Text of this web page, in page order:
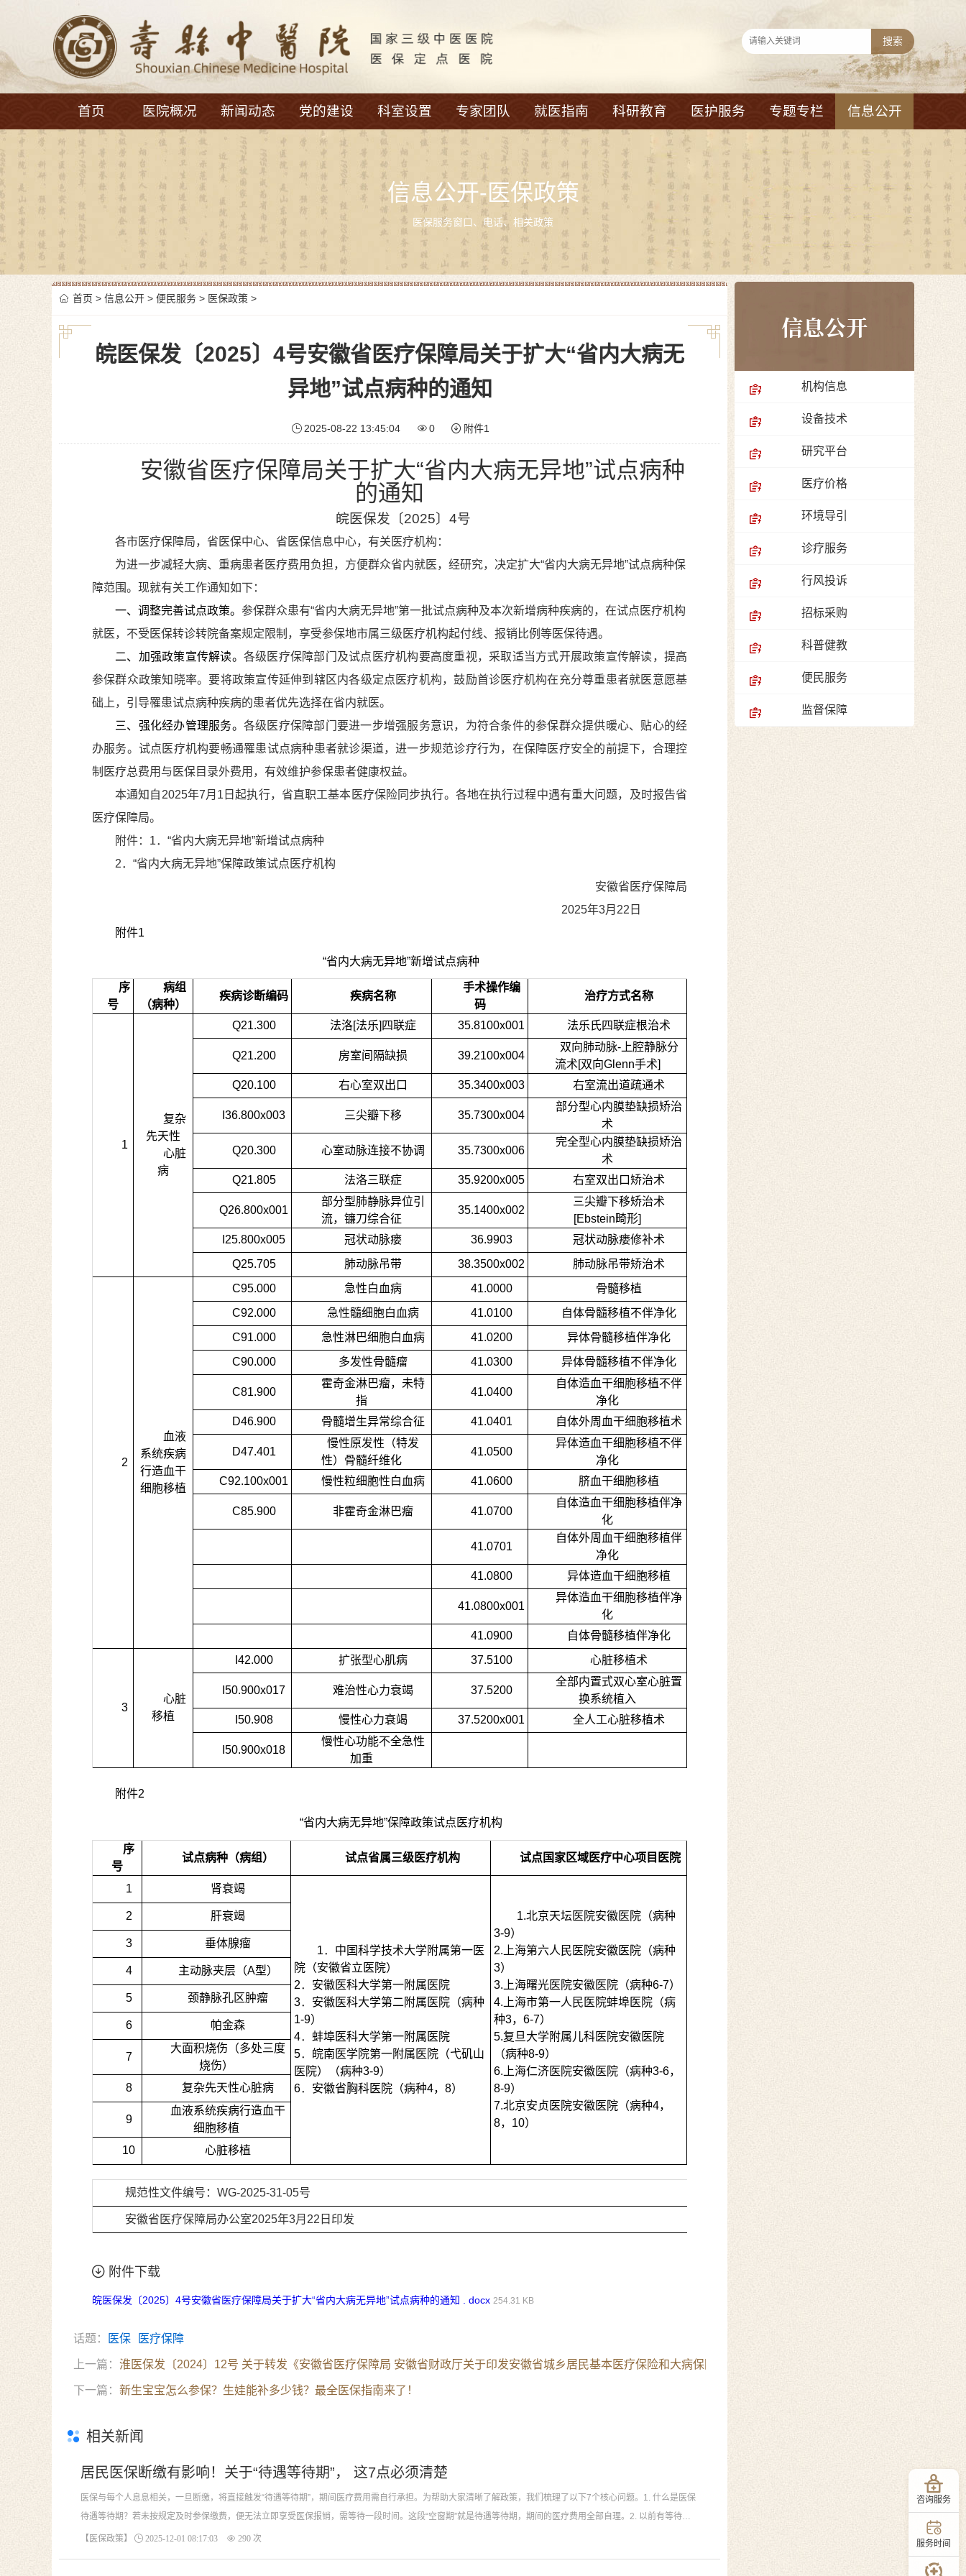
首页 医院概况 新闻动态 党的建设 科室设置 专家团队 就医指南 科研教育 医护服务 专题专栏 信息公开
信息公开-医保政策
医保服务窗口、电话、相关政策
首页 > 信息公开 > 便民服务 > 医保政策 >
皖医保发〔2025〕4号安徽省医疗保障局关于扩大“省内大病无
异地”试点病种的通知
2025-08-22 13:45:04 0 附件1
安徽省医疗保障局关于扩大“省内大病无异地”试点病种
的通知
皖医保发〔2025〕4号
各市医疗保障局，省医保中心、省医保信息中心，有关医疗机构：
为进一步减轻大病、重病患者医疗费用负担，方便群众省内就医，经研究，决定扩大“省内大病无异地”试点病种保
障范围。现就有关工作通知如下：
一、调整完善试点政策。 参保群众患有“省内大病无异地”第一批试点病种及本次新增病种疾病的，在试点医疗机构
就医，不受医保转诊转院备案规定限制，享受参保地市属三级医疗机构起付线、报销比例等医保待遇。
二、加强政策宣传解读。 各级医疗保障部门及试点医疗机构要高度重视，采取适当方式开展政策宣传解读，提高
参保群众政策知晓率。要将政策宣传延伸到辖区内各级定点医疗机构，鼓励首诊医疗机构在充分尊重患者就医意愿基
础上，引导罹患试点病种疾病的患者优先选择在省内就医。
三、强化经办管理服务。 各级医疗保障部门要进一步增强服务意识，为符合条件的参保群众提供暖心、贴心的经
办服务。试点医疗机构要畅通罹患试点病种患者就诊渠道，进一步规范诊疗行为，在保障医疗安全的前提下，合理控
制医疗总费用与医保目录外费用，有效维护参保患者健康权益。
本通知自 2025年7月 1 日起执行， 省直职工基本医疗保险同步执行。各地在执行过程中遇有重大问题，及时报告省
医疗保障局。
附件： 1． “省内大病无异地”新增试点病种
2． “省内大病无异地”保障政策试点医疗机构
安徽省医疗保障局
2025年3月 22 日
附件1
“省内大病无异地”新增试点病种
序
号
病组
（病种）
疾病诊断编码 疾病名称
手术操作编
码
治疗方式名称
1
复杂
先天性
心脏
病
Q21.300 法洛[法乐] 四联症 35.8100x001 法乐氏四联症根治术
Q21.200 房室间隔缺损 39.2100x004
双向肺动脉-上腔静脉分
流术[双向Glenn手术]
Q20.100
右心室双出口 35.3400x003 右室流出道疏通术
I36.800x003 三尖瓣下移 35.7300x004
部分型心内膜垫缺损矫治
术
Q20.300 心室动脉连接不协调 35.7300x006
完全型心内膜垫缺损矫治
术
Q21.805
法洛三联症 35.9200x005 右室双出口矫治术
Q26.800x001
部分型肺静脉异位引
流，镰刀综合征
35.1400x002
三尖瓣下移矫治术
[Ebstein畸形]
I25.800x005
冠状动脉瘘 36.9903
冠状动脉瘘修补术
Q25.705
肺动脉吊带 38.3500x002 肺动脉吊带矫治术
2
血液
系统疾病
行造血干
细胞移植
C95.000 急性白血病 41.0000
骨髓移植
C92.000
急性髓细胞白血病 41.0100
自体骨髓移植不伴净化
C91.000
急性淋巴细胞白血病 41.0200
异体骨髓移植伴净化
C90.000
多发性骨髓瘤 41.0300 异体骨髓移植不伴净化
C81.900
霍奇金淋巴瘤，未特
指
41.0400
自体造血干细胞移植不伴
净化
D46.900
骨髓增生异常综合征 41.0401 自体外周血干细胞移植术
D47.401
慢性原发性（特发
性）骨髓纤维化
41.0500
异体造血干细胞移植不伴
净化
C92.100x001
慢性粒细胞性白血病 41.0600 脐血干细胞移植
C85.900 非霍奇金淋巴瘤 41.0700
自体造血干细胞移植伴净
化
41.0701
自体外周血干细胞移植伴
净化
41.0800
异体造血干细胞移植
41.0800x001
异体造血干细胞移植伴净
化
41.0900
自体骨髓移植伴净化
3
心脏
移植
I42.000 扩张型心肌病 37.5100 心脏移植术
I50.900x017 难治性心力衰竭 37.5200
全部内置式双心室心脏置
换系统植入
I50.908
慢性心力衰竭 37.5200x001 全人工心脏移植术
I50.900x018
慢性心功能不全急性
加重
附件2
“省内大病无异地”保障政策试点医疗机构
序
号
试点病种（病组） 试点省属三级医疗机构 试点国家区域医疗中心项目医院
1 肾衰竭
1． 中国科学技术大学附属第一医
院（安徽省立医院）
2． 安徽医科大学第一附属医院
3． 安徽医科大学第二附属医院（病种
1-9）
4． 蚌埠医科大学第一附属医院
5． 皖南医学院第一附属医院（弋矶山
医院）（病种3-9）
6． 安徽省胸科医院（病种4， 8）
1.北京天坛医院安徽医院（病种
3-9）
2. 上海第六人民医院安徽医院（病种
3）
3. 上海曙光医院安徽医院（病种6-7）
4. 上海市第一人民医院蚌埠医院（病
种3， 6-7）
5.复旦大学附属儿科医院安徽医院
（病种8-9）
6. 上海仁济医院安徽医院（病种3-6，
8-9）
7.北京安贞医院安徽医院（病种4，
8， 10）
2 肝衰竭
3 垂体腺瘤
4 主动脉夹层（A型）
5 颈静脉孔区肿瘤
6 帕金森
7
大面积烧伤（多处三度
烧伤）
8
复杂先天性心脏病
9
血液系统疾病行造血干
细胞移植
10
心脏移植
规范性文件编号： WG-2025-31-05号
安徽省医疗保障局办公室2025年3月 22 日印发
附件下载
皖医保发〔2025〕4号安徽省医疗保障局关于扩大“省内大病无异地”试点病种的通知 . docx 254.31 KB
话题： 医保 医疗保障
上一篇： 淮医保发〔2024〕12号 关于转发《安徽省医疗保障局 安徽省财政厅关于印发安徽省城乡居民基本医疗保险和大病保险待遇保障政策的通知》的通知
下一篇： 新生宝宝怎么参保？生娃能补多少钱？最全医保指南来了！
相关新闻
居民医保断缴有影响！关于“待遇等待期”， 这7点必须清楚
医保与每个人息息相关，一旦断缴，将直接触发“待遇等待期”，期间医疗费用需自行承担。为帮助大家清晰了解政策，我们梳理了以下7个核心问题。1. 什么是医保
待遇等待期？若未按规定及时参保缴费，便无法立即享受医保报销，需等待一段时间。这段“空窗期”就是待遇等待期，期间的医疗费用全部自理。2. 以前有等待期
吗...
【医保政策】 2025-12-01 08:17:03 290 次
信息公开
机构信息
设备技术
研究平台
医疗价格
环境导引
诊疗服务
行风投诉
招标采购
科普健教
便民服务
监督保障
咨询服务
服务时间